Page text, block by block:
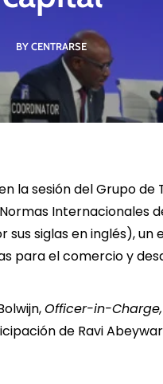
LEER MÁS
BY CENTRARSE
la sesión del Grupo de
Internacionales
siglas en inglés), un
para el comercio y
Officer-in-
de Ravi